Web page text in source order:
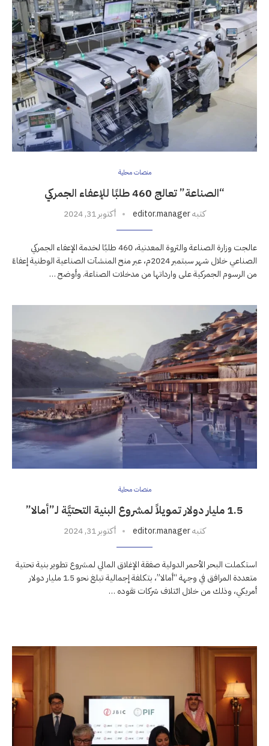
منصات محلية
“الصناعة” تعالج 460 طلبًا للإعفاء الجمركي
كتبهeditor.manager أكتوبر 31, 2024
عالجت وزارة الصناعة والثروة المعدنية، 460 طلبًا لخدمة الإعفاء الجمركي
الصناعي خلال شهر سبتمبر 2024م، عبر منح المنشآت الصناعية الوطنية إعفاءً
من الرسوم الجمركية على وارداتها من مدخلات الصناعة. وأوضح …
منصات محلية
1.5 مليار دولار تمويلاً لمشروع البنية التحتيَّة لـ”أمالا”
كتبهeditor.manager أكتوبر 31, 2024
استكملت البحر الأحمر الدولية صفقة الإغلاق المالي لمشروع تطوير بنية تحتية
متعددة المرافق في وجهة “أمالا”، بتكلفة إجمالية تبلغ نحو 1.5 مليار دولار
أمريكي، وذلك من خلال ائتلاف شركات تقوده …